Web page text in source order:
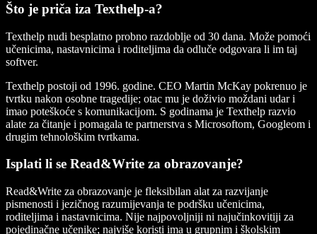
Što je priča iza Texthelp-a?
Texthelp nudi besplatno probno razdoblje od 30 dana. Može pomoći
učenicima, nastavnicima i roditeljima da odluče odgovara li im taj
softver.
Texthelp postoji od 1996. godine. CEO Martin McKay pokrenuo je
tvrtku nakon osobne tragedije; otac mu je doživio moždani udar i
imao poteškoće s komunikacijom. S godinama je Texthelp razvio
alate za čitanje i pomagala te partnerstva s Microsoftom, Googleom i
drugim tehnološkim tvrtkama.
Isplati li se Read&Write za obrazovanje?
Read&Write za obrazovanje je fleksibilan alat za razvijanje
pismenosti i jezičnog razumijevanja te podršku učenicima,
roditeljima i nastavnicima. Nije najpovoljniji ni najučinkovitiji za
pojedinačne učenike; najviše koristi ima u grupnim i školskim